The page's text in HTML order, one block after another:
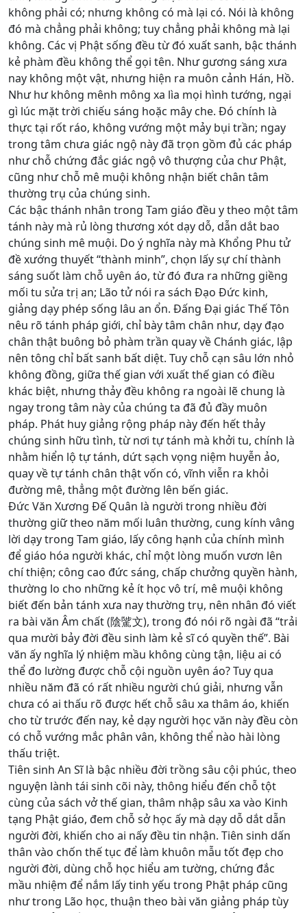
không phải có; nhưng không có mà lại có. Nói là không
đó mà chẳng phải không; tuy chẳng phải không mà lại
không. Các vị Phật sống đều từ đó xuất sanh, bậc thánh
kẻ phàm đều không thể gọi tên. Như gương sáng xưa
nay không một vật, nhưng hiện ra muôn cảnh Hán, Hồ.
Như hư không mênh mông xa lìa mọi hình tướng, ngại
gì lúc mặt trời chiếu sáng hoặc mây che. Đó chính là
thực tại rốt ráo, không vướng một mảy bụi trần; ngay
trong tâm chưa giác ngộ này đã trọn gồm đủ các pháp
như chỗ chứng đắc giác ngộ vô thượng của chư Phật,
cũng như chỗ mê muội không nhận biết chân tâm
thường trụ của chúng sinh.
Các bậc thánh nhân trong Tam giáo đều y theo một tâm
tánh này mà rủ lòng thương xót dạy dỗ, dẫn dắt bao
chúng sinh mê muội. Do ý nghĩa này mà Khổng Phu tử
đề xướng thuyết “thành minh”, chọn lấy sự chí thành
sáng suốt làm chỗ uyên áo, từ đó đưa ra những giềng
mối tu sửa trị an; Lão tử nói ra sách Đạo Đức kinh,
giảng dạy phép sống lâu an ổn. Đấng Đại giác Thế Tôn
nêu rõ tánh pháp giới, chỉ bày tâm chân như, dạy đạo
chân thật buông bỏ phàm trần quay về Chánh giác, lập
nên tông chỉ bất sanh bất diệt. Tuy chỗ cạn sâu lớn nhỏ
không đồng, giữa thế gian với xuất thế gian có điều
khác biệt, nhưng thảy đều không ra ngoài lẽ chung là
ngay trong tâm này của chúng ta đã đủ đầy muôn
pháp. Phát huy giảng rộng pháp này đến hết thảy
chúng sinh hữu tình, từ nơi tự tánh mà khởi tu, chính là
nhằm hiển lộ tự tánh, dứt sạch vọng niệm huyễn ảo,
quay về tự tánh chân thật vốn có, vĩnh viễn ra khỏi
đường mê, thẳng một đường lên bến giác.
Đức Văn Xương Đế Quân là người trong nhiều đời
thường giữ theo năm mối luân thường, cung kính vâng
lời dạy trong Tam giáo, lấy công hạnh của chính mình
để giáo hóa người khác, chỉ một lòng muốn vươn lên
chí thiện; công cao đức sáng, chấp chưởng quyền hành,
thường lo cho những kẻ ít học vô trí, mê muội không
biết đến bản tánh xưa nay thường trụ, nên nhân đó viết
ra bài văn Âm chất (陰騭文), trong đó nói rõ ngài đã “trải
qua mười bảy đời đều sinh làm kẻ sĩ có quyền thế”. Bài
văn ấy nghĩa lý nhiệm mầu không cùng tận, liệu ai có
thể đo lường được chỗ cội nguồn uyên áo? Tuy qua
nhiều năm đã có rất nhiều người chú giải, nhưng vẫn
chưa có ai thấu rõ được hết chỗ sâu xa thâm áo, khiến
cho từ trước đến nay, kẻ dạy người học văn này đều còn
có chỗ vướng mắc phân vân, không thể nào hài lòng
thấu triệt.
Tiên sinh An Sĩ là bậc nhiều đời trồng sâu cội phúc, theo
nguyện lành tái sinh cõi này, thông hiểu đến chỗ tột
cùng của sách vở thế gian, thâm nhập sâu xa vào Kinh
tạng Phật giáo, đem chỗ sở học ấy mà dạy dỗ dắt dẫn
người đời, khiến cho ai nấy đều tin nhận. Tiên sinh dấn
thân vào chốn thế tục để làm khuôn mẫu tốt đẹp cho
người đời, dùng chỗ học hiểu am tường, chứng đắc
mầu nhiệm để nắm lấy tinh yếu trong Phật pháp cũng
như trong Lão học, thuận theo bài văn giảng pháp tùy